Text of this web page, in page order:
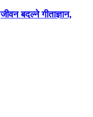
जीवन बदल्ने गीताज्ञान,